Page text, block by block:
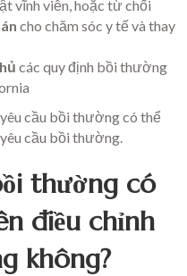
vĩnh viễn, hoặc từ chối
cho chăm sóc y tế và thay
các quy định bồi thường
cầu bồi thường có thể
cầu bồi thường.
thường có
điều chỉnh
không?